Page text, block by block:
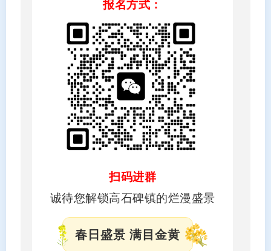
报名方式：
扫码进群
诚待您解锁高石碑镇的烂漫盛景
春日盛景 满目金黄